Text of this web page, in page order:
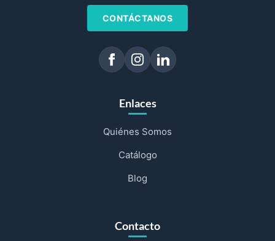
CONTÁCTANOS
Enlaces
Quiénes Somos
Catálogo
Blog
Contacto